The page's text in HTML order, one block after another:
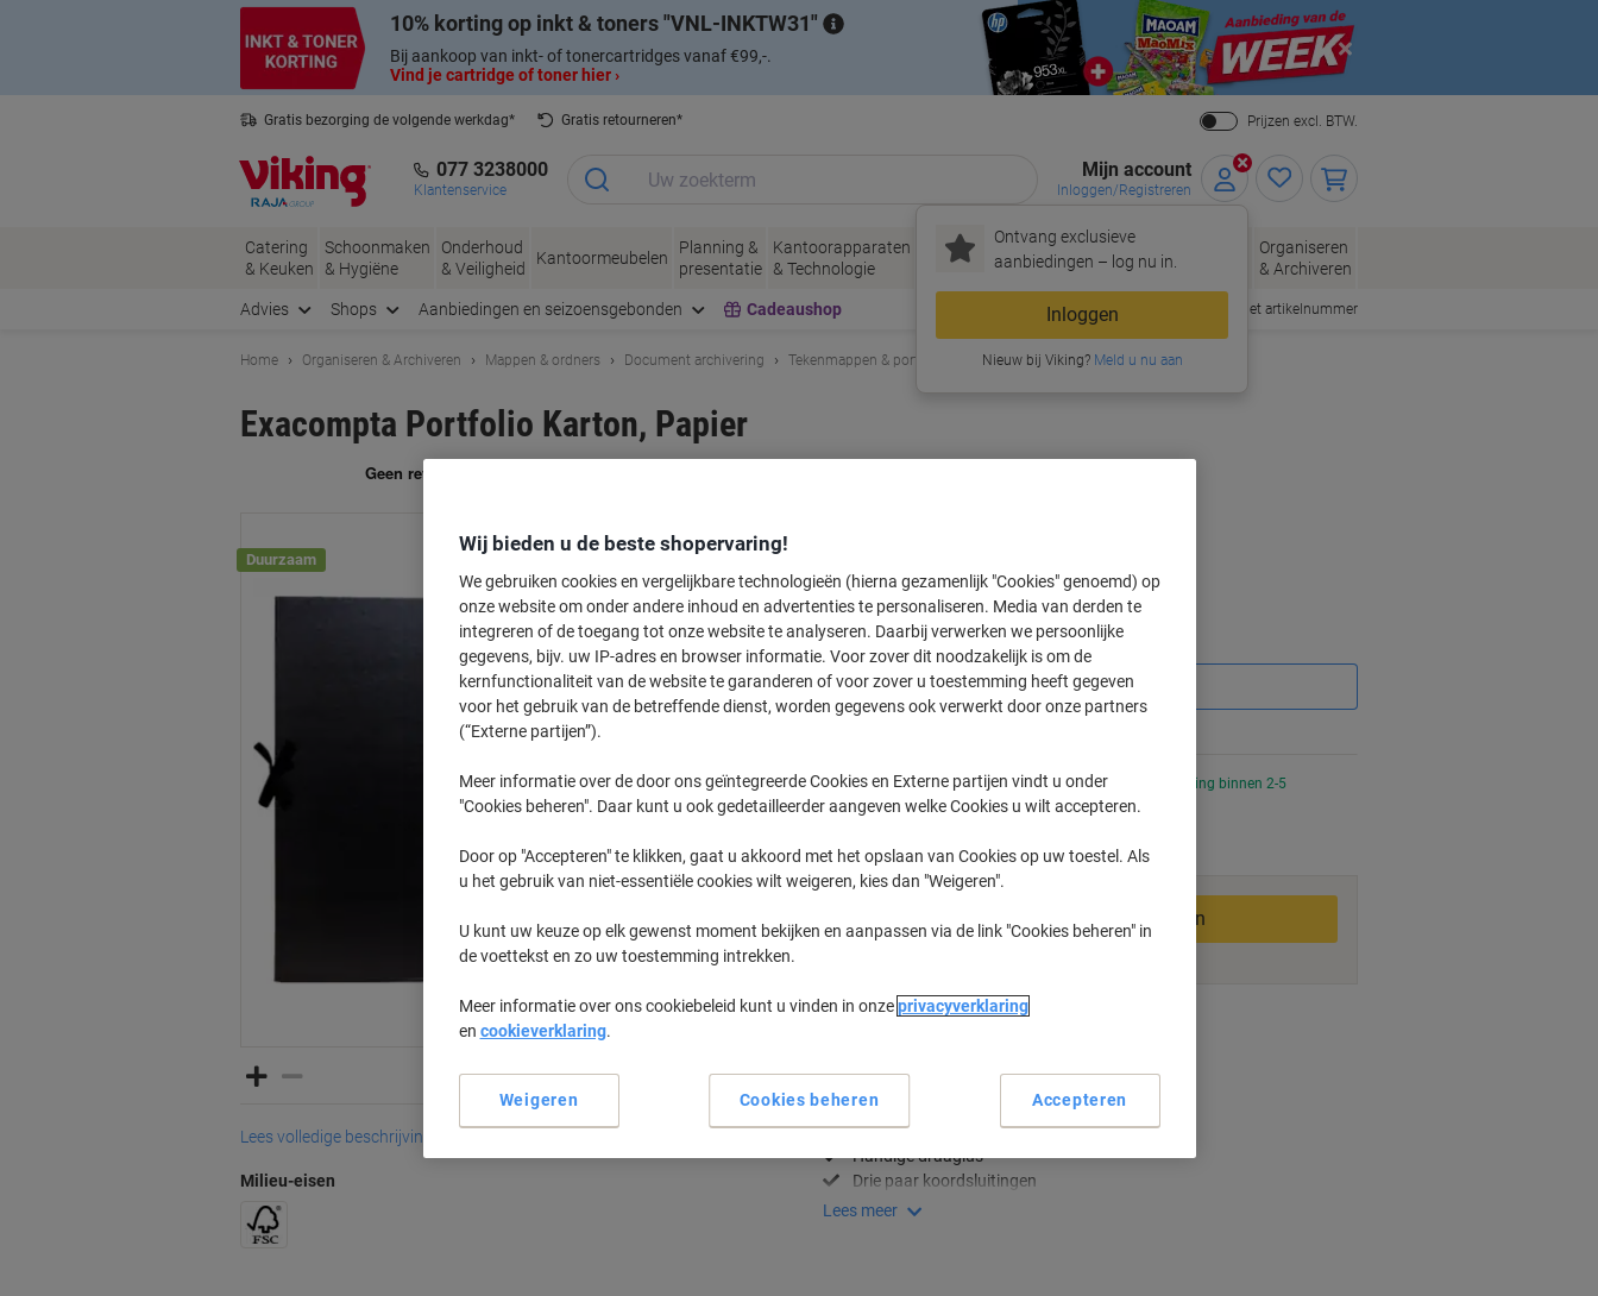
10% korting op inkt & toners VNL-INKTW31
Bij aankoop van inkt- of tonercartridges vanaf €99,-.
Vind je cartridge of toner hier ›
Close
Gratis bezorging de volgende werkdag*
Gratis retourneren*
Prijzen excl. BTW.
077 3238000
Klantenservice
Mijn account
Inloggen/Registreren
Ontvang exclusieve
aanbiedingen – log nu in.
Inloggen
Nieuw bij Viking?Meld u nu aan
Catering
& Keuken
Schoonmaken
& Hygiëne
Onderhoud
& Veiligheid
Kantoormeubelen
Planning &
presentatie
Kantoorapparaten
& Technologie
Inkt &
Toner
Papier, Enveloppen
& Verpakken
Kantoorartikelen
Organiseren
& Archiveren
Advies Shops Aanbiedingen en seizoensgebonden Cadeaushop Snel bestellen met artikelnummer
Home Organiseren & Archiveren Mappen & ordners Document archivering Tekenmappen & portfolio’s
Exacompta Portfolio Karton, Papier
Duurzaam
Lees volledige beschrijving
Milieu-eisen
€ 35,68 Incl. btw
1Stuk € 32,49
Momenteel op voorraad Vóór 17:00 uur besteld, bezorging binnen 2-5
werkdagen
Verzonden door externe leverancier
In winkelwagen
Bezorginformatie Betalingsmogelijkheden
Belangrijkste specificaties
Glanzend zwart kraftpapier
Inclusief beschermhoes
Handige draaglus
Drie paar koordsluitingen
Lees meer
Wij bieden u de beste shopervaring!
We gebruiken cookies en vergelijkbare technologieën (hierna gezamenlijk "Cookies" genoemd) op
onze website om onder andere inhoud en advertenties te personaliseren. Media van derden te
integreren of de toegang tot onze website te analyseren. Daarbij verwerken we persoonlijke
gegevens, bijv. uw IP-adres en browser informatie. Voor zover dit noodzakelijk is om de
kernfunctionaliteit van de website te garanderen of voor zover u toestemming heeft gegeven
voor het gebruik van de betreffende dienst, worden gegevens ook verwerkt door onze partners
(“Externe partijen”).
Meer informatie over de door ons geïntegreerde Cookies en Externe partijen vindt u onder
"Cookies beheren". Daar kunt u ook gedetailleerder aangeven welke Cookies u wilt accepteren.
Door op "Accepteren" te klikken, gaat u akkoord met het opslaan van Cookies op uw toestel. Als
u het gebruik van niet-essentiële cookies wilt weigeren, kies dan "Weigeren".
U kunt uw keuze op elk gewenst moment bekijken en aanpassen via de link "Cookies beheren" in
de voettekst en zo uw toestemming intrekken.
Meer informatie over ons cookiebeleid kunt u vinden in onzeprivacyverklaring
en cookieverklaring.
Cookies beheren
Weigeren Accepteren